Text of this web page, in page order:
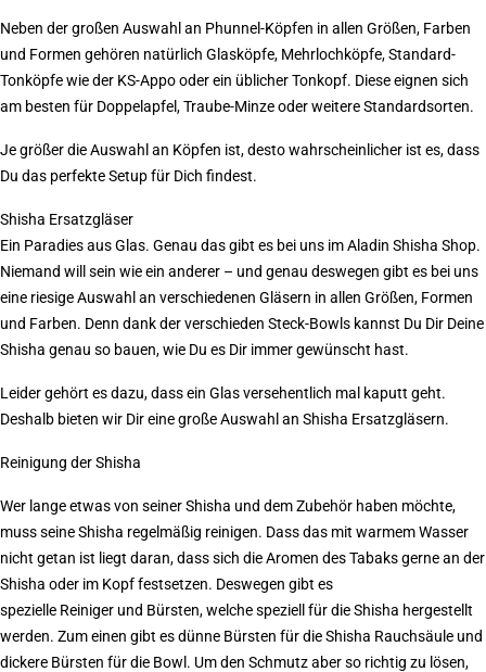
Neben der großen Auswahl an Phunnel-Köpfen in allen Größen, Farben
und Formen gehören natürlich Glasköpfe, Mehrlochköpfe, Standard-
Tonköpfe wie der KS-Appo oder ein üblicher Tonkopf. Diese eignen sich
am besten für Doppelapfel, Traube-Minze oder weitere Standardsorten.
Je größer die Auswahl an Köpfen ist, desto wahrscheinlicher ist es, dass
Du das perfekte Setup für Dich findest.
Shisha Ersatzgläser
Ein Paradies aus Glas. Genau das gibt es bei uns im Aladin Shisha Shop.
Niemand will sein wie ein anderer – und genau deswegen gibt es bei uns
eine riesige Auswahl an verschiedenen Gläsern in allen Größen, Formen
und Farben. Denn dank der verschieden Steck-Bowls kannst Du Dir Deine
Shisha genau so bauen, wie Du es Dir immer gewünscht hast.
Leider gehört es dazu, dass ein Glas versehentlich mal kaputt geht.
Deshalb bieten wir Dir eine große Auswahl an Shisha Ersatzgläsern.
Reinigung der Shisha
Wer lange etwas von seiner Shisha und dem Zubehör haben möchte,
muss seine Shisha regelmäßig reinigen. Dass das mit warmem Wasser
nicht getan ist liegt daran, dass sich die Aromen des Tabaks gerne an der
Shisha oder im Kopf festsetzen. Deswegen gibt es
spezielle Reiniger und Bürsten, welche speziell für die Shisha hergestellt
werden. Zum einen gibt es dünne Bürsten für die Shisha Rauchsäule und
dickere Bürsten für die Bowl. Um den Schmutz aber so richtig zu lösen,